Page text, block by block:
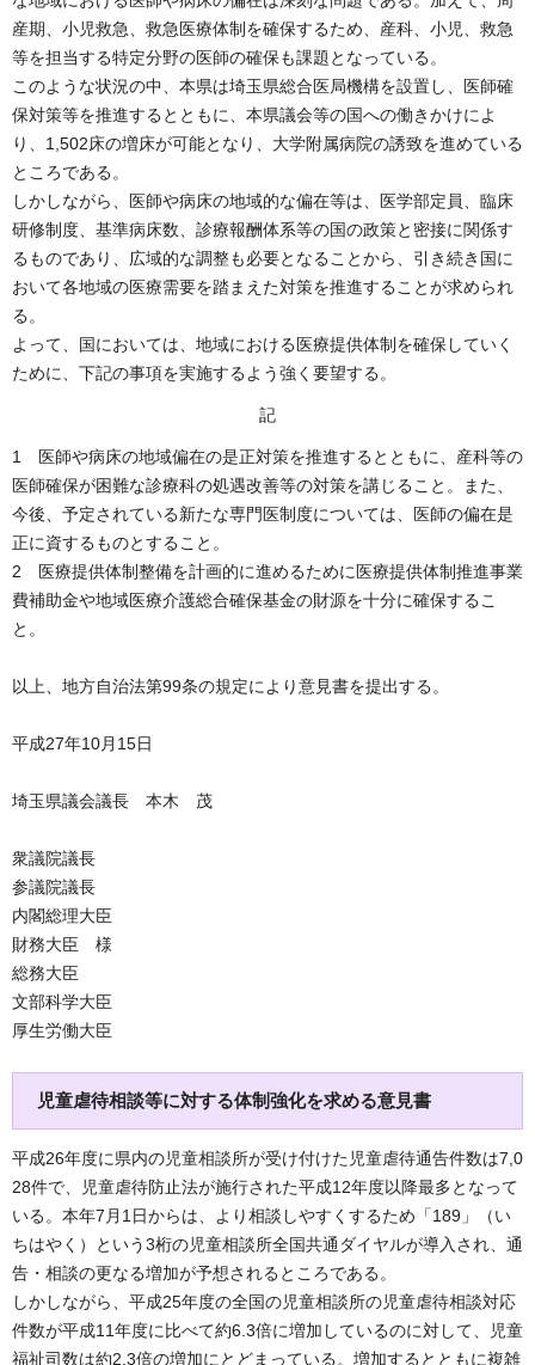
産期、小児救急、救急医療体制を確保するため、産科、小児、救急
等を担当する特定分野の医師の確保も課題となっている。
このような状況の中、本県は埼玉県総合医局機構を設置し、医師確
保対策等を推進するとともに、本県議会等の国への働きかけによ
り、1,502床の増床が可能となり、大学附属病院の誘致を進めている
ところである。
しかしながら、医師や病床の地域的な偏在等は、医学部定員、臨床
研修制度、基準病床数、診療報酬体系等の国の政策と密接に関係す
るものであり、広域的な調整も必要となることから、引き続き国に
おいて各地域の医療需要を踏まえた対策を推進することが求められ
る。
よって、国においては、地域における医療提供体制を確保していく
ために、下記の事項を実施するよう強く要望する。
記
1 医師や病床の地域偏在の是正対策を推進するとともに、産科等の
医師確保が困難な診療科の処遇改善等の対策を講じること。また、
今後、予定されている新たな専門医制度については、医師の偏在是
正に資するものとすること。
2 医療提供体制整備を計画的に進めるために医療提供体制推進事業
費補助金や地域医療介護総合確保基金の財源を十分に確保するこ
と。
以上、地方自治法第99条の規定により意見書を提出する。
平成27年10月15日
埼玉県議会議長 本木 茂
衆議院議長
参議院議長
内閣総理大臣
財務大臣 様
総務大臣
文部科学大臣
厚生労働大臣
児童虐待相談等に対する体制強化を求める意見書
平成26年度に県内の児童相談所が受け付けた児童虐待通告件数は7,0
28件で、児童虐待防止法が施行された平成12年度以降最多となって
いる。本年7月1日からは、より相談しやすくするため「189」（い
ちはやく）という3桁の児童相談所全国共通ダイヤルが導入され、通
告・相談の更なる増加が予想されるところである。
しかしながら、平成25年度の全国の児童相談所の児童虐待相談対応
件数が平成11年度に比べて約6.3倍に増加しているのに対して、児童
福祉司数は約2.3倍の増加にとどまっている。増加するとともに複雑